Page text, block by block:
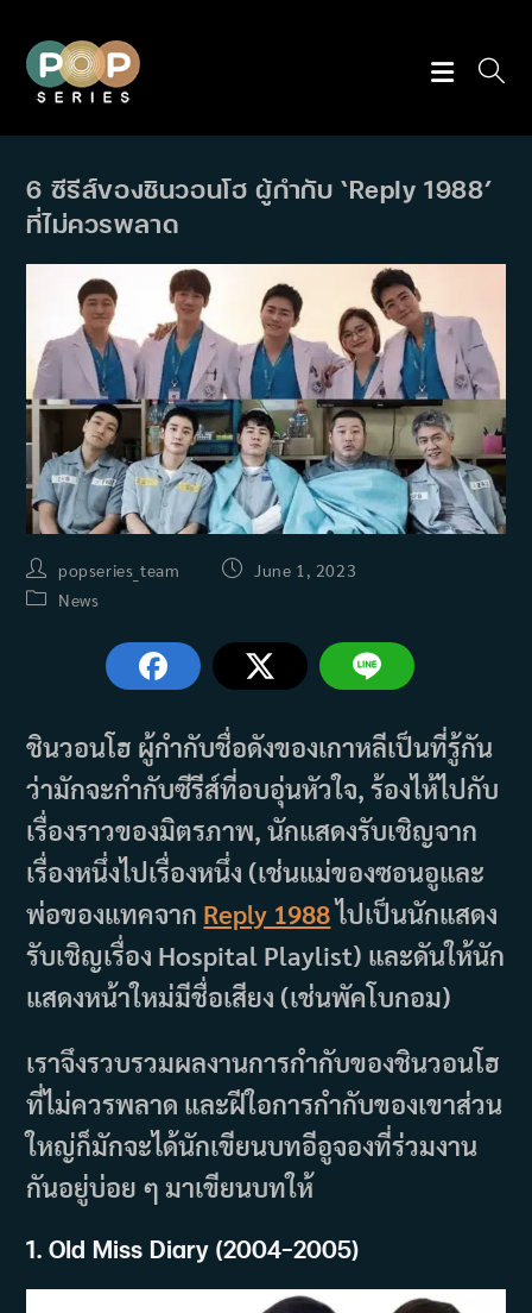
content
6 ซีรีส์ของชินวอนโฮ ผู้กำกับ ‘Reply 1988’
ที่ไม่ควรพลาด
Post
author:
popseries_team
Post June 1, 2023
PostNews
ชินวอนโฮ ผู้กำกับชื่อดังของเกาหลีเป็นที่รู้กัน
ว่ามักจะกำกับซีรีส์ที่อบอุ่นหัวใจ, ร้องไห้ไปกับ
เรื่องราวของมิตรภาพ, นักแสดงรับเชิญจาก
เรื่องหนึ่งไปเรื่องหนึ่ง (เช่นแม่ของซอนอูและ
พ่อของแทคจาก Reply 1988ไปเป็นนักแสดง
รับเชิญเรื่อง Hospital Playlist) และดันให้นัก
แสดงหน้าใหม่มีชื่อเสียง (เช่นพัคโบกอม)
เราจึงรวบรวมผลงานการกำกับของชินวอนโฮ
ที่ไม่ควรพลาด และฝีใอการกำกับของเขาส่วน
ใหญ่ก็มักจะได้นักเขียนบทอีอูจองที่ร่วมงาน
กันอยู่บ่อย ๆ มาเขียนบทให้
1.Old Miss Diary (2004–2005)